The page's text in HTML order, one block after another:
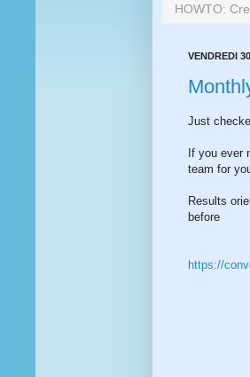
HOWTO:
VENDREDI
Just
If you ever
team for
Results
before
https://